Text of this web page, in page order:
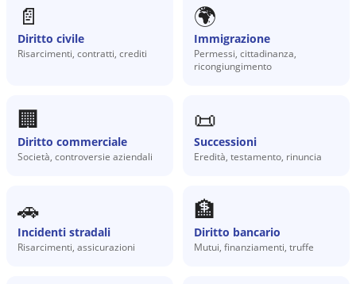
📄
Diritto civile
Risarcimenti, contratti, crediti
🌍
Immigrazione
Permessi, cittadinanza,
ricongiungimento
🏢
Diritto commerciale
Società, controversie aziendali
📜
Successioni
Eredità, testamento, rinuncia
🚗
Incidenti stradali
Risarcimenti, assicurazioni
🏦
Diritto bancario
Mutui, finanziamenti, truffe